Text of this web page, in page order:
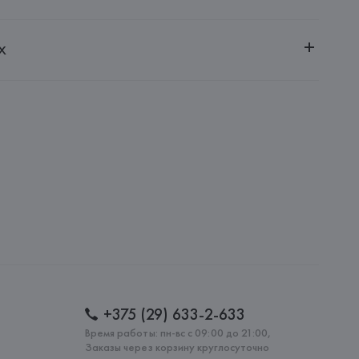
г. Минск, ул. Немига, 5, пом. 39, ком. 1
+375 (29) 633-2-633
Время работы: пн-вс с 09:00 до 21:00,
Заказы через корзину круглосуточно